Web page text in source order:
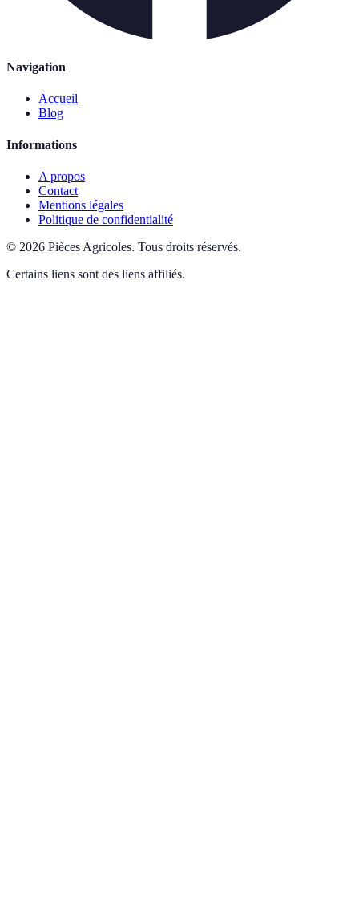
Navigation
Accueil
Blog
Informations
A propos
Contact
Mentions légales
Politique de confidentialité
© 2026 Pièces Agricoles. Tous droits réservés.
Certains liens sont des liens affiliés.